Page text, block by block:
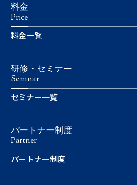
料金
Price
料金一覧
研修・セミナー
Seminar
セミナー一覧
パートナー制度
Partner
パートナー制度